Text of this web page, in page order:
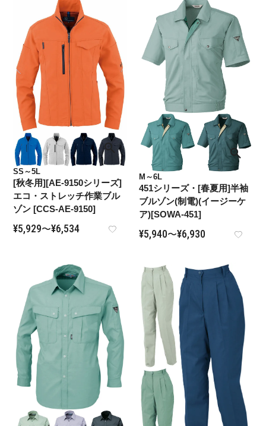
SS～5L
[秋冬用][AE-9150シリーズ]
エコ・ストレッチ作業ブル
ゾン [CCS-AE-9150]
¥5,929〜¥6,534
M～6L
451シリーズ・[春夏用]半袖
ブルゾン(制電)(イージーケ
ア)[SOWA-451]
¥5,940〜¥6,930